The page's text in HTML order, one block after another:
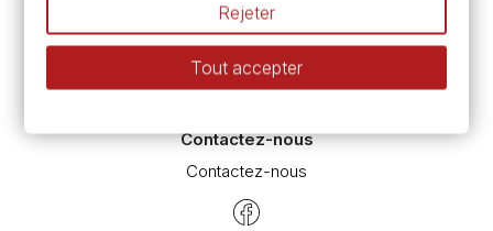
L’aquarelle en tubes ou en godets ?
Le vocabulaire technique de l’aquarelle
Différence entre peinture Fine et Extra-fine
Préparer une toile pour peinture à l'huile et acrylique
Contactez-nous
Contactez-nous
Rejeter
Tout accepter